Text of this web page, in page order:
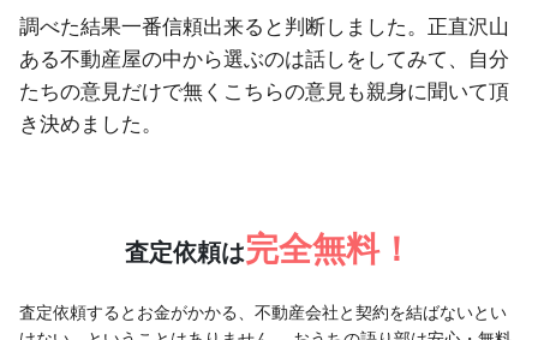
調べた結果一番信頼出来ると判断しました。正直沢山
ある不動産屋の中から選ぶのは話しをしてみて、自分
たちの意見だけで無くこちらの意見も親身に聞いて頂
き決めました。
査定依頼は完全無料！
査定依頼するとお金がかかる、不動産会社と契約を結ばないとい